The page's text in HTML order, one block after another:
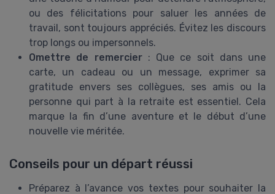
ou des félicitations pour saluer les années de
travail, sont toujours appréciés. Évitez les discours
trop longs ou impersonnels.
Omettre de remercier: Que ce soit dans une
carte, un cadeau ou un message, exprimer sa
gratitude envers ses collègues, ses amis ou la
personne qui part à la retraite est essentiel. Cela
marque la fin d’une aventure et le début d’une
nouvelle vie méritée.
Conseils pour un départ réussi
Préparez à l’avance vos textes pour souhaiter la